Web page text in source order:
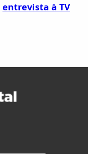
entrevista à TV